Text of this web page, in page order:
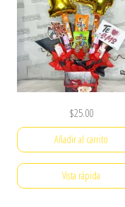
$25.00
Añadir al carrito
Vista rápida